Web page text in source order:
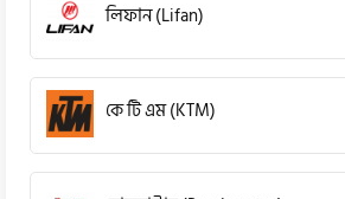
লিফান (Lifan)
কে টি এম (KTM)